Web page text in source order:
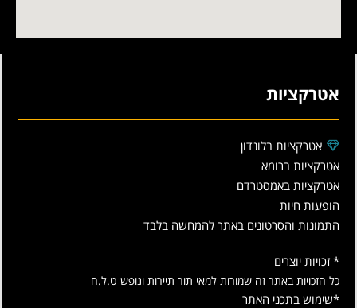
אטרקציות
אטרקציות בלונדון
אטרקציות ברומא
אטרקציות באמסטרדם
הופעות חיות
התמונות והסרטונים באתר להמחשה בלבד
* זכויות יוצרים
כל הזכויות באתר זה שמורות למאי תור תיירות ונופש ט.ל.ח
*שימוש בתכני האתר